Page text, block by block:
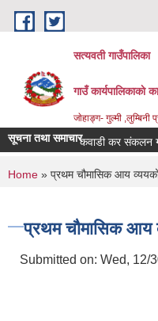
Skip to main content
सत्यवती गाउँपालिका
गाउँ कार्यपालिकाकाे
जाेहाङ्ग- गुल्मी ,लुम्बिनी
सूचना तथा समाचारकवाडी कर संकलन गर्ने
You are here
Home » प्रथम चौमासिक आय
प्रथम चौमासिक आय
Submitted on: Wed, 12/